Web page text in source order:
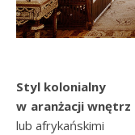
Styl kolonialny
w aranżacji wnętrz
lub afrykańskimi